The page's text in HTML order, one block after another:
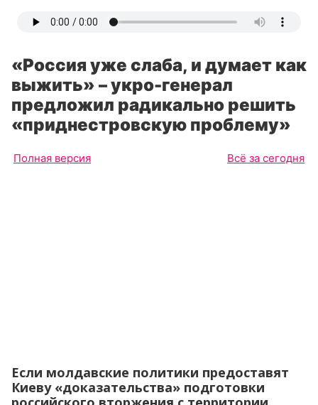
«Россия уже слаба, и думает как
выжить» – укро-генерал
предложил радикально решить
«приднестровскую проблему»
Полная версия Всё за сегодня
Если молдавские политики предоставят
Киеву «доказательства» подготовки